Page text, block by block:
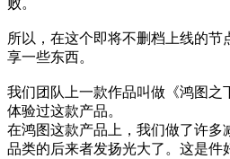
败。
所以，在这个即将不删档上线的节
享一些东西。
我们团队上一款作品叫做《鸿图之
体验过这款产品。
在鸿图这款产品上，我们做了许多
品类的后来者发扬光大了。这是件